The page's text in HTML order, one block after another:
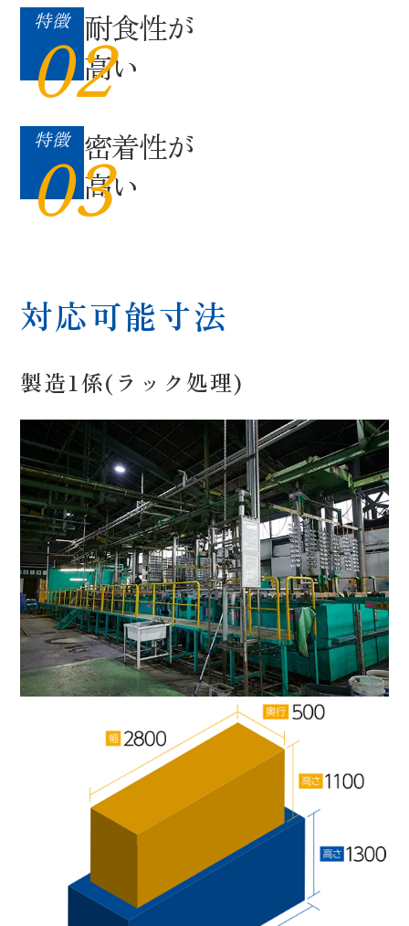
特徴
02耐食性が
高い
特徴
03密着性が
高い
対応可能寸法
製造1係(ラック処理)